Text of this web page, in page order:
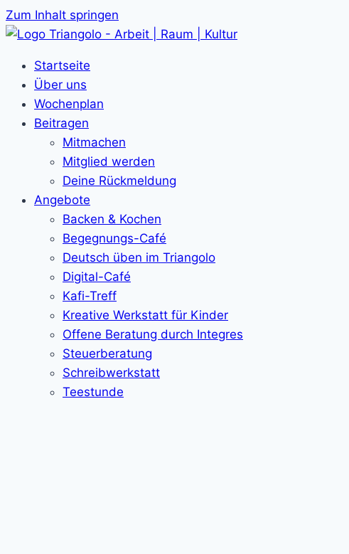
Zum Inhalt springen
Startseite
Über uns
Wochenplan
Beitragen
Mitmachen
Mitglied werden
Deine Rückmeldung
Angebote
Backen & Kochen
Begegnungs-Café
Deutsch üben im Triangolo
Digital-Café
Kafi-Treff
Kreative Werkstatt für Kinder
Offene Beratung durch Integres
Steuerberatung
Schreibwerkstatt
Teestunde